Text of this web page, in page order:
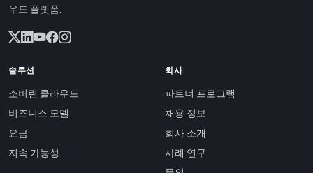
우드 플랫폼.
솔루션
소버린 클라우드
비즈니스 모델
요금
지속 가능성
회사
파트너 프로그램
채용 정보
회사 소개
사례 연구